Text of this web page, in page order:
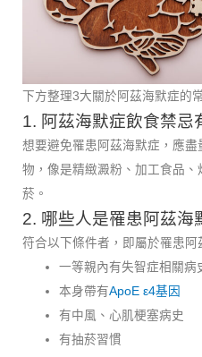
下方整理3大關於阿茲海默症的
1. 阿茲海默症飲食禁忌
想要避免罹患阿茲海默症，應
物，像是精緻澱粉、加工食品
菸。
2. 哪些人是罹患阿茲海
符合以下條件者，即屬於罹患阿
一等親內有失智症相關病
本身帶有ApoE ε4基因
有中風、心肌梗塞病史
有抽菸習慣